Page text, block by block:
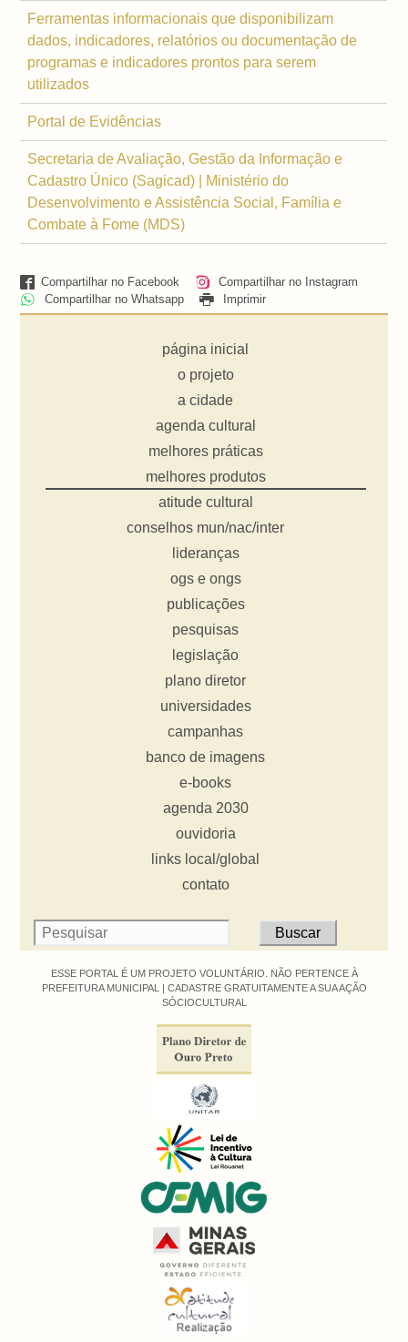
Ferramentas informacionais que disponibilizam
dados, indicadores, relatórios ou documentação de
programas e indicadores prontos para serem
utilizados
Portal de Evidências
Secretaria de Avaliação, Gestão da Informação e
Cadastro Único (Sagicad) | Ministério do
Desenvolvimento e Assistência Social, Família e
Combate à Fome (MDS)
Compartilhar no Facebook
Compartilhar no Instagram
Compartilhar no Whatsapp
Imprimir
página inicial
o projeto
a cidade
agenda cultural
melhores práticas
melhores produtos
atitude cultural
conselhos mun/nac/inter
lideranças
ogs e ongs
publicações
pesquisas
legislação
plano diretor
universidades
campanhas
banco de imagens
e-books
agenda 2030
ouvidoria
links local/global
contato
ESSE PORTAL É UM PROJETO VOLUNTÁRIO. NÃO PERTENCE À
PREFEITURA MUNICIPAL | CADASTRE GRATUITAMENTE A SUA AÇÃO
SÓCIOCULTURAL